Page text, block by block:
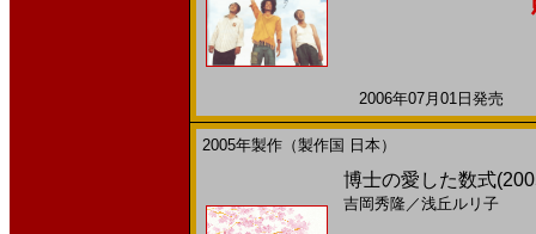
2006年07月01日発売
2005年製作（製作国 日本）
博士の愛した数式
吉岡秀隆／浅丘ルリ子